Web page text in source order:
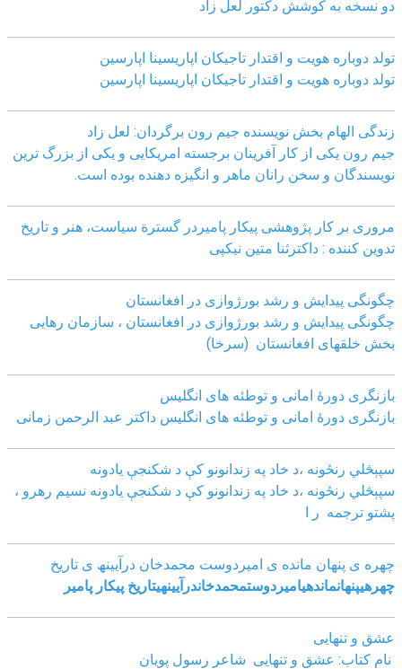
دو نسخه به کوشش دکتور لعل زاد
تولد دوباره هویت و اقتدار تاجیکان اپاریسینا اپارسین
تولد دوباره هویت و اقتدار تاجیکان اپاریسینا اپارسین
زندگی الهام بخش نویسنده جیم رون برگردان: لعل زاد
جیم رون یکی از کار آفرینان برجسته امریکایی و یکی از بزرگ ترین
نویسندگان و سخن رانان ماهر و انگیزه دهنده بوده است.
مروری بر کار پژوهشی پیکار پامیردر گسترة سیاست، هنر و تاریخ
تدوین کننده : داکترثنا متین نیکپی
چگونگی پیدایش و رشد بورژوازی در افغانستان
چگونگی پیدایش و رشد بورژوازی در افغانستان ، سازمان رهایی
بخش خلقهای افغانستان (سرخا)
بازنگرى دورۀ امانى و توطئه هاى انگليس
بازنگرى دورۀ امانى و توطئه هاى انگليس داکتر عبد الرحمن زمانى
سپېڅلي رنځونه ،د خاد په زندانونو کې د شکنجې یادونه
سپېڅلي رنځونه ،د خاد په زندانونو کې د شکنجې یادونه نسیم رهرو ،
پشتو ترجمه ر ا
چھره ی پنھان مانده ی امیردوست محمدخان درآیینھ ی تاریخ
چھرهیپنھانماندهیامیردوستمحمدخاندرآیینھیتاریخ پیکار پامیر
عشق و تنهایی
نام کتاب: عشق و تنهایی شاعر رسول پویان